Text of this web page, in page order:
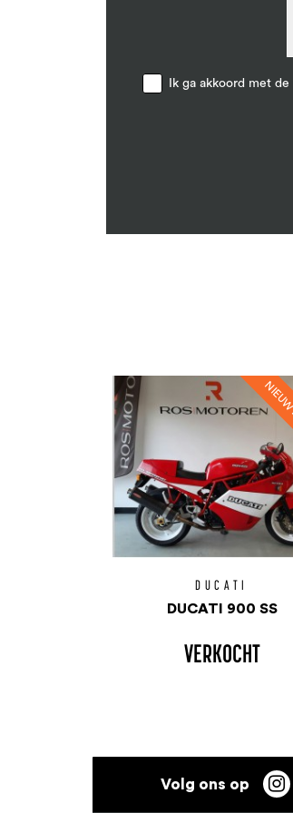
Ik ga akkoord met de
DUCATI
DUCATI 900 SS
VERKOCHT
